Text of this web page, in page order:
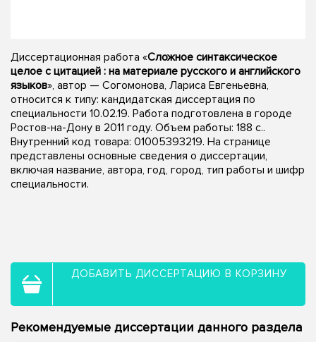
Диссертационная работа «Сложное синтаксическое
целое с цитацией : на материале русского и английского
языков», автор — Согомонова, Лариса Евгеньевна,
относится к типу: кандидатская диссертация по
специальности 10.02.19. Работа подготовлена в городе
Ростов-на-Дону в 2011 году. Объем работы: 188 с..
Внутренний код товара: 01005393219. На странице
представлены основные сведения о диссертации,
включая название, автора, год, город, тип работы и шифр
специальности.
ДОБАВИТЬ ДИССЕРТАЦИЮ В КОРЗИНУ
Рекомендуемые диссертации данного раздела